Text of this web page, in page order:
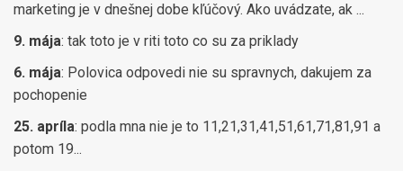
marketing je v dnešnej dobe kľúčový. Ako uvádzate, ak ...
9. mája: tak toto je v riti toto co su za priklady
6. mája: Polovica odpovedi nie su spravnych, dakujem za
pochopenie
25. apríla: podla mna nie je to 11,21,31,41,51,61,71,81,91 a
potom 19...